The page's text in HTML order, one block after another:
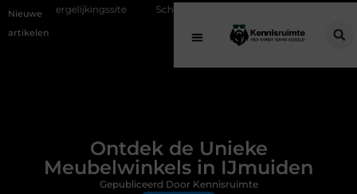
Nieuwe
artikelen
Schenking aan een goed doel: waarom geven belangrijk is
Ontdek de Unieke
Meubelwinkels in IJmuiden
Gepubliceerd Door Kennisruimte